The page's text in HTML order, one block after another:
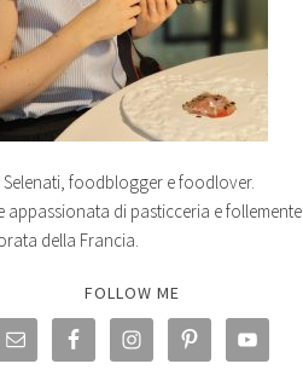
Selenati, foodblogger e foodlover.
appassionata di pasticceria e follemente
della Francia.
FOLLOW ME